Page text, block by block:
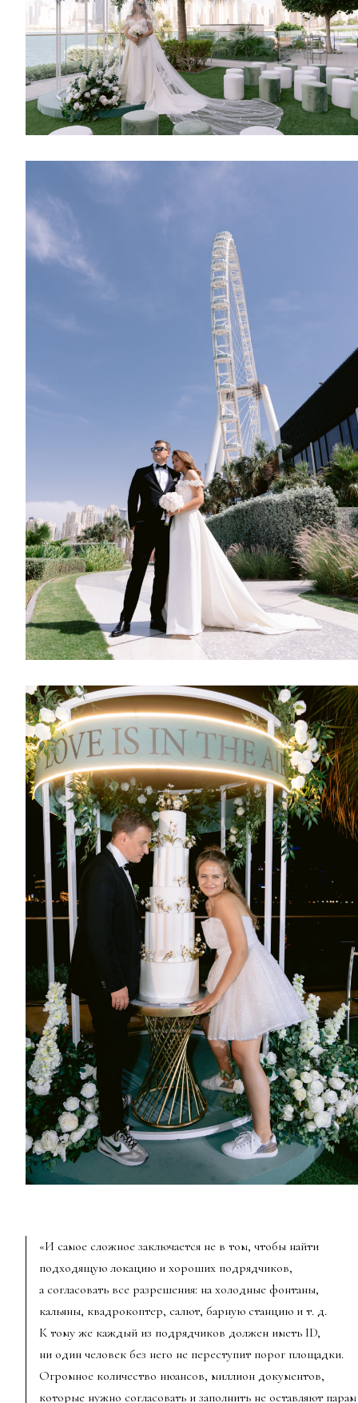
«И самое сложное заключается не в том, чтобы найти
подходящую локацию и хороших подрядчиков,
а согласовать все разрешения: на холодные фонтаны,
кальяны, квадрокоптер, салют, барную станцию и т. д.
К тому же каждый из подрядчиков должен иметь ID,
ни один человек без него не переступит порог площадки.
Огромное количество нюансов, миллион документов,
которые нужно согласовать и заполнить не оставляют парам